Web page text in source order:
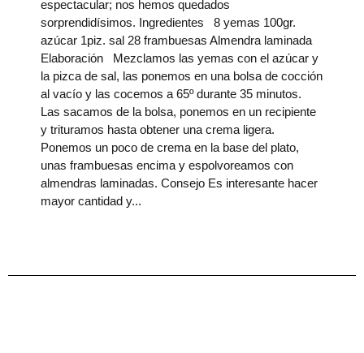
espectacular; nos hemos quedados
sorprendidísimos. Ingredientes 8 yemas 100gr.
azúcar 1piz. sal 28 frambuesas Almendra laminada
Elaboración Mezclamos las yemas con el azúcar y
la pizca de sal, las ponemos en una bolsa de cocción
al vacío y las cocemos a 65º durante 35 minutos.
Las sacamos de la bolsa, ponemos en un recipiente
y trituramos hasta obtener una crema ligera.
Ponemos un poco de crema en la base del plato,
unas frambuesas encima y espolvoreamos con
almendras laminadas. Consejo Es interesante hacer
mayor cantidad y